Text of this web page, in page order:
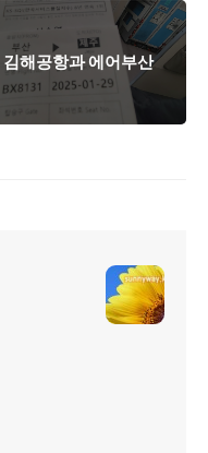
김해공항과 에어부산